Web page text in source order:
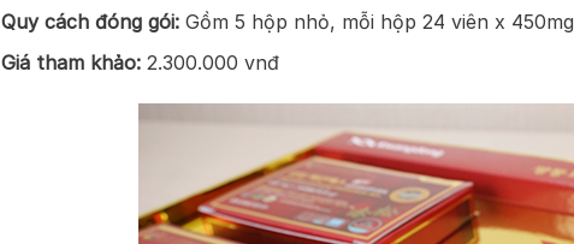
Quy cách đóng gói: Gồm 5 hộp nhỏ, mỗi hộp 24 viên x 450mg
Giá tham khảo:2.300.000 vnđ